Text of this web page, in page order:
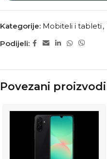
Kategorije: Mobiteli i tableti ,
Podijeli:
Povezani proizvodi